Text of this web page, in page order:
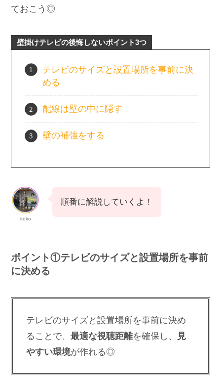
ておこう◎
壁掛けテレビの後悔しないポイント3つ
テレビのサイズと設置場所を事前に決
める
配線は壁の中に隠す
壁の補強をする
koko
順番に解説していくよ！
ポイント①テレビのサイズと設置場所を事前
に決める
テレビのサイズと設置場所を事前に決め
ることで、最適な視聴距離を確保し、
見
やすい環境が作れる◎